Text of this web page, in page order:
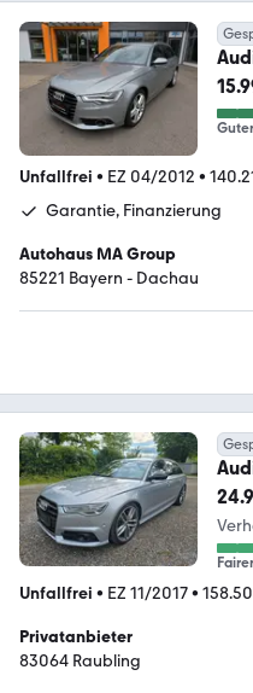
Unfallfrei • EZ 04/2012 •
Garantie, Finanzierung
Autohaus MA Group
85221 Bayern - Dachau
OLL*
Unfallfrei • EZ 11/2017•
Privatanbieter
83064 Raubling